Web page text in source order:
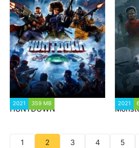
2021 359 MB
HUNTDOWN
2021
1 2 3 4 5